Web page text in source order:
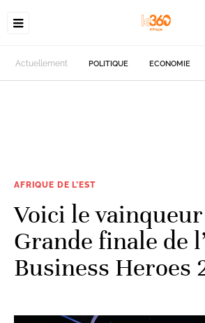
Actuellement POLITIQUE ECONOMIE
AFRIQUE DE L’EST
Voici le
Grande finale de
Business Heroes